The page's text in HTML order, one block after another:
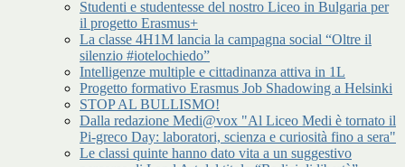
Studenti e studentesse del nostro Liceo in Bulgaria per
il progetto Erasmus+
La classe 4H1M lancia la campagna social “Oltre il
silenzio #iotelochiedo”
Intelligenze multiple e cittadinanza attiva in 1L
Progetto formativo Erasmus Job Shadowing a Helsinki
STOP AL BULLISMO!
Dalla redazione Medi@vox "Al Liceo Medi è tornato il
Pi-greco Day: laboratori, scienza e curiosità fino a sera"
Le classi quinte hanno dato vita a un suggestivo